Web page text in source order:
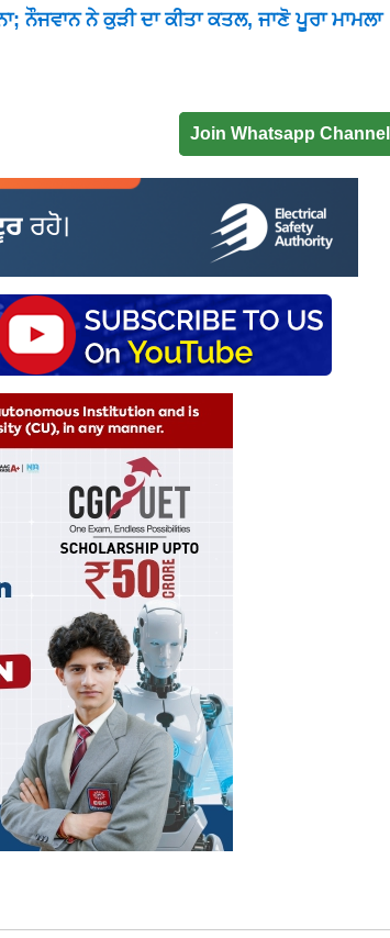
ਨੌਜਵਾਨ ਨੇ ਕੁੜੀ ਦਾ ਕੀਤਾ ਕਤਲ, ਜਾਣੋ ਪੂਰਾ ਮਾਮਲਾ
Join Whatsapp Channel